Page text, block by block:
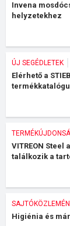
Invena
helyzetekhez
ÚJ SEGÉDLETEK
Elérhető a
VITREON
találkozik a
Higiénia és